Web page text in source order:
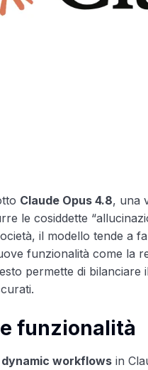
Claude Opus 4.8, una
le cosiddette
il modello tende a
funzionalità come la
permette di
funzionalità
dynamic workflows in